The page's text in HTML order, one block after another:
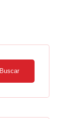
Buscar